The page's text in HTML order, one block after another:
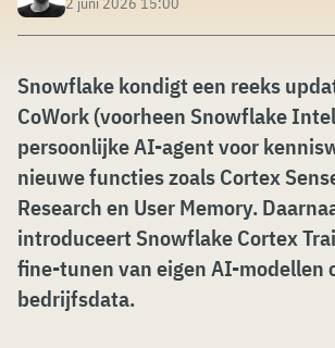
Snowflake kondigt een reeks
CoWork (voorheen Snowflake
persoonlijke AI-agent voor
nieuwe functies zoals Cortex
Research en User Memory.
introduceert Snowflake Cortex
fine-tunen van eigen AI-modellen
bedrijfsdata.